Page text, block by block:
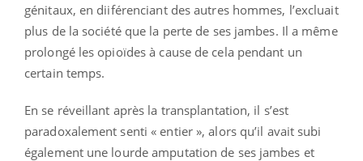
génitaux, en diiférenciant des autres hommes, l’excluait
plus de la société que la perte de ses jambes. Il a même
prolongé les opioïdes à cause de cela pendant un
certain temps.
En se réveillant après la transplantation, il s’est
paradoxalement senti « entier », alors qu’il avait subi
également une lourde amputation de ses jambes et